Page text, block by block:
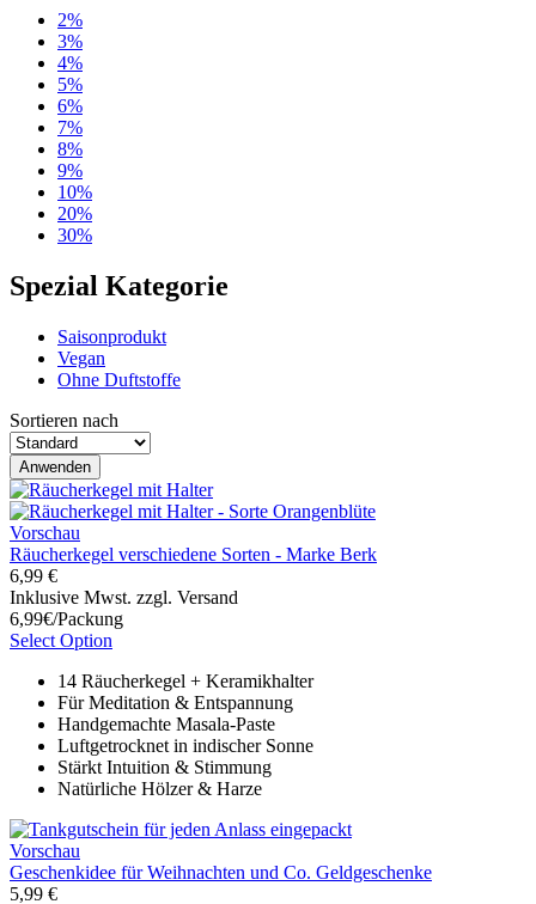
2%
3%
4%
5%
6%
7%
8%
9%
10%
20%
30%
Spezial Kategorie
Saisonprodukt
Vegan
Ohne Duftstoffe
Sortieren nach
Vorschau
Räucherkegel verschiedene Sorten - Marke Berk
6,99 €
Inklusive Mwst. zzgl. Versand
6,99€/Packung
Select Option
14 Räucherkegel + Keramikhalter
Für Meditation & Entspannung
Handgemachte Masala-Paste
Luftgetrocknet in indischer Sonne
Stärkt Intuition & Stimmung
Natürliche Hölzer & Harze
Vorschau
Geschenkidee für Weihnachten und Co. Geldgeschenke
5,99 €